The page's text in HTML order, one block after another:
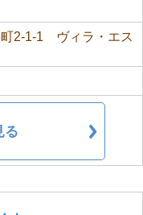
2-1-1 ヴィラ・エス
る